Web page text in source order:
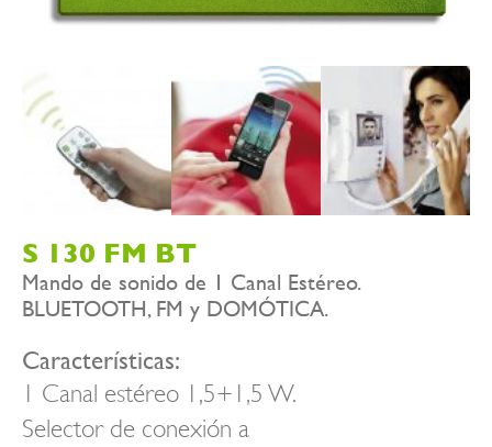
S 130 FM BT
Mando de sonido de 1 Canal Estéreo.
BLUETOOTH, FM y DOMÓTICA.
Características:
1 Canal estéreo 1,5+1,5 W.
Selector de conexión a